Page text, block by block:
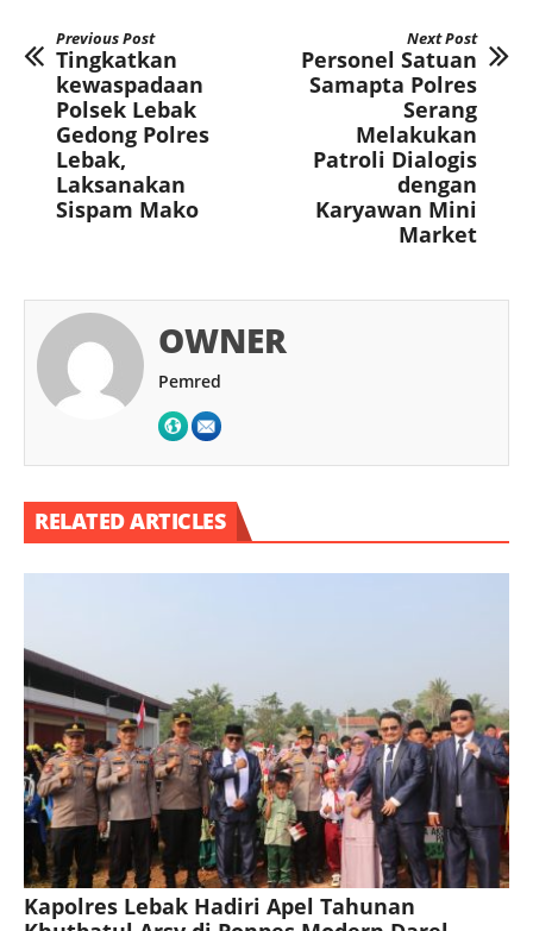
Previous Post
Tingkatkan
kewaspadaan
Polsek Lebak
Gedong Polres
Lebak,
Laksanakan
Sispam Mako
Next Post
Personel Satuan
Samapta Polres
Serang
Melakukan
Patroli Dialogis
dengan
Karyawan Mini
Market
OWNER
Pemred
RELATED ARTICLES
Kapolres Lebak Hadiri Apel Tahunan